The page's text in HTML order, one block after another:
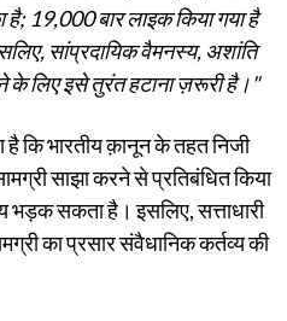
है; 19,000 बार लाइक किया गया है
सांप्रदायिक वैमनस्य, अशांति
लिए इसे तुरंत हटाना ज़रूरी है।"
कि भारतीय क़ानून के तहत निजी
साझा करने से प्रतिबंधित किया
भड़क सकता है। इसलिए, सत्ताधारी
का प्रसार संवैधानिक कर्तव्य की